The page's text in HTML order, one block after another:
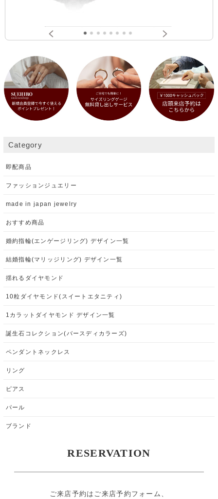
Category
即配商品
ファッションジュエリー
made in japan jewelry
おすすめ商品
婚約指輪(エンゲージリング) デザイン一覧
結婚指輪(マリッジリング) デザイン一覧
揺れるダイヤモンド
10粒ダイヤモンド(スイートエタニティ)
1カラットダイヤモンド デザイン一覧
誕生石コレクション(バースディカラーズ)
ペンダントネックレス
リング
ピアス
パール
ブランド
RESERVATION
ご来店予約はご来店予約フォーム、